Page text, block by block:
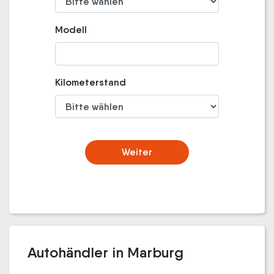
Modell
Kilometerstand
Weiter
Autohändler in Marburg